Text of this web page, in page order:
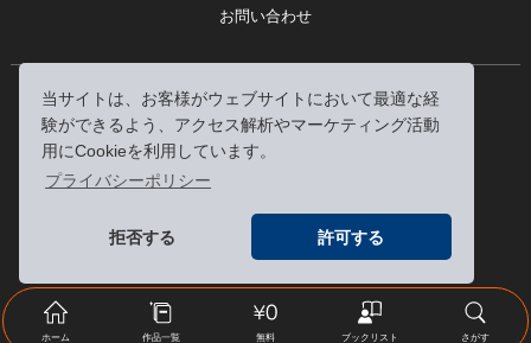
当サイトは、お客様がウェブサイトにおいて最適な経
験ができるよう、アクセス解析やマーケティング活動
用にCookieを利用しています。
プライバシーポリシー
拒否する 許可する
お問い合わせ
© RRJ Inc.
（kikubon/キクボン/きく本/きくほん/キクホン）は
株式会社RRJの登録商標です。
ホーム 作品一覧 無料 ブックリスト さがす